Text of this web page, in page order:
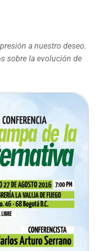
a nuestro deseo.
sobre la evolución de